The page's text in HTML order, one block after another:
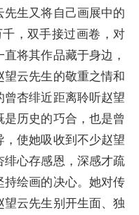
生又将自己画展中的
，双手接过画卷，对
将其作品藏于身边，
云先生的敬重之情和
杏绯近距离聆听赵望
历史的巧合，也是曾
使她吸收到不少赵望
绯心存感恩，深感才疏
绘画的决心。她对传
云先生别开生面、独